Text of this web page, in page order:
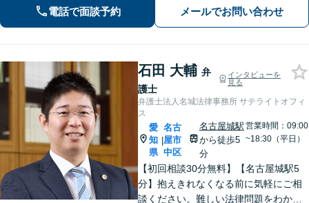
できるようサポートします【夜間・休
日面談可】【完全個室】【名古屋駅7
電話で面談予約 メールでお問い合わせ
石田 大輔 弁
護士
インタビューを
見る
弁護士法人名城法律事務所 サテライトオフィ
ス
愛
知
県
|
名古
屋市
中区
名古屋城駅
から徒歩5
分
営業時間：09:00
~18:30（平日）
【初回相談30分無料】【名古屋城駅5
分】抱えきれなくなる前に気軽にご相
談ください。難しい法律問題をわかり